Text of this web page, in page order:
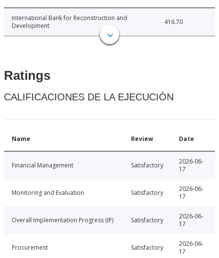
International Bank for Reconstruction and
Development
416.70
Ratings
CALIFICACIONES DE LA EJECUCIÓN
Name Review Date
Financial Management Satisfactory
2026-06-
17
Monitoring and Evaluation Satisfactory
2026-06-
17
Overall Implementation Progress (IP) Satisfactory
2026-06-
17
Procurement Satisfactory
2026-06-
17